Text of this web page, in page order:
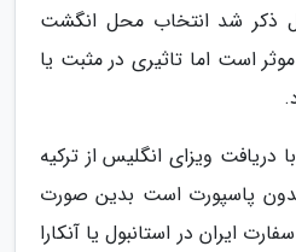
ذکر شد انتخاب محل انگشت
است اما تاثیری در مثبت یا
دریافت ویزای انگلیس از ترکیه
پاسپورت است بدین صورت
ایران در استانبول یا آنکارا